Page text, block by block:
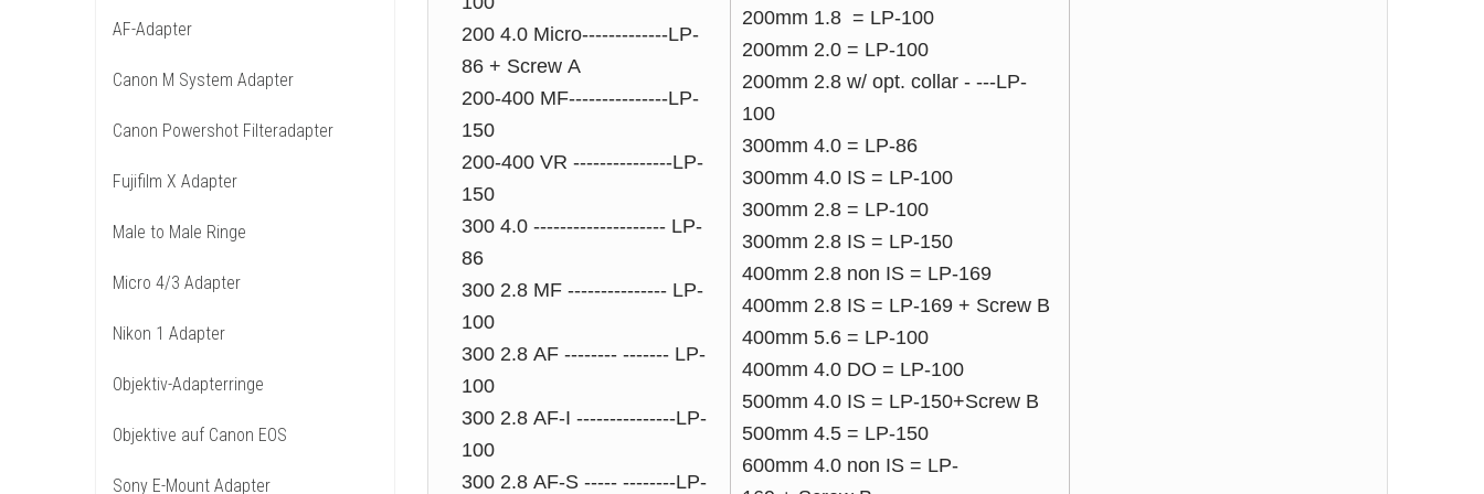
AF-Adapter
Canon M System Adapter
Canon Powershot Filteradapter
Fujifilm X Adapter
Male to Male Ringe
Micro 4/3 Adapter
Nikon 1 Adapter
Objektiv-Adapterringe
Objektive auf Canon EOS
Sony E-Mount Adapter
200 4.0 Micro-------------LP-
86 + Screw A
200-400 MF---------------LP-
150
200-400 VR ---------------LP-
150
300 4.0 -------------------- LP-
86
300 2.8 MF --------------- LP-
100
300 2.8 AF -------- ------- LP-
100
300 2.8 AF-I ---------------LP-
100
300 2.8 AF-S ----- --------LP-
200mm 1.8 = LP-100
200mm 2.0 = LP-100
200mm 2.8 w/ opt. collar - ---LP-
100
300mm 4.0 = LP-86
300mm 4.0 IS = LP-100
300mm 2.8 = LP-100
300mm 2.8 IS = LP-150
400mm 2.8 non IS = LP-169
400mm 2.8 IS = LP-169 + Screw B
400mm 5.6 = LP-100
400mm 4.0 DO = LP-100
500mm 4.0 IS = LP-150+Screw B
500mm 4.5 = LP-150
600mm 4.0 non IS = LP-